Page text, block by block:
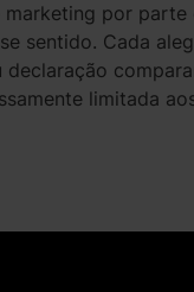
por
sentido. Cada
declaração
limitada